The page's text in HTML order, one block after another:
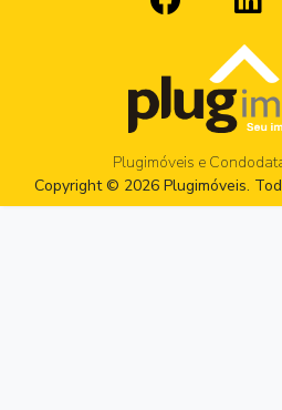
Plugimóveis e
Copyright © 2026 Plugimóveis.